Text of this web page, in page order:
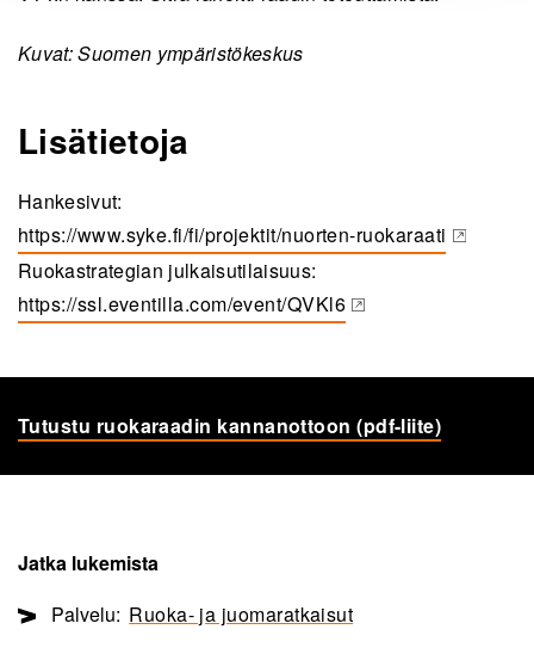
Kuvat: Suomen ympäristökeskus
Lisätietoja
Hankesivut:
https://www.syke.fi/fi/projektit/nuorten-ruokaraati
(opens in a new tab)
Ruokastrategian julkaisutilaisuus:
https://ssl.eventilla.com/event/QVKl6
(opens in a new tab)
Tu­tus­tu ruo­ka­raa­din kan­nan­ot­toon (pdf-​liite)
Jatka lukemista
Palvelu: Ruoka- ja juomaratkaisut